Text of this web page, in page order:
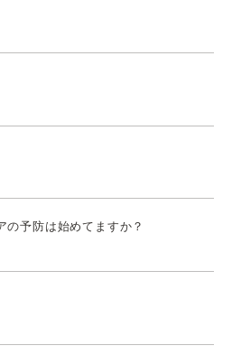
の予防は始めてますか？